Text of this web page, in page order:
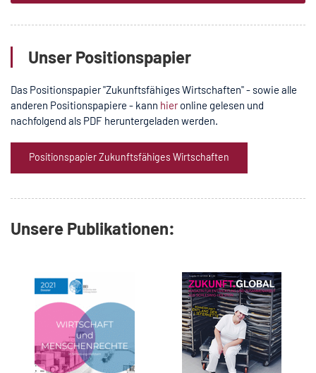
Unser Positionspapier
Das Positionspapier "Zukunftsfähiges Wirtschaften" - sowie alle
anderen Positionspapiere - kann hier online gelesen und
nachfolgend als PDF heruntergeladen werden.
Positionspapier Zukunftsfähiges Wirtschaften
Unsere Publikationen: